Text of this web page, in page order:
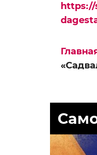
https://